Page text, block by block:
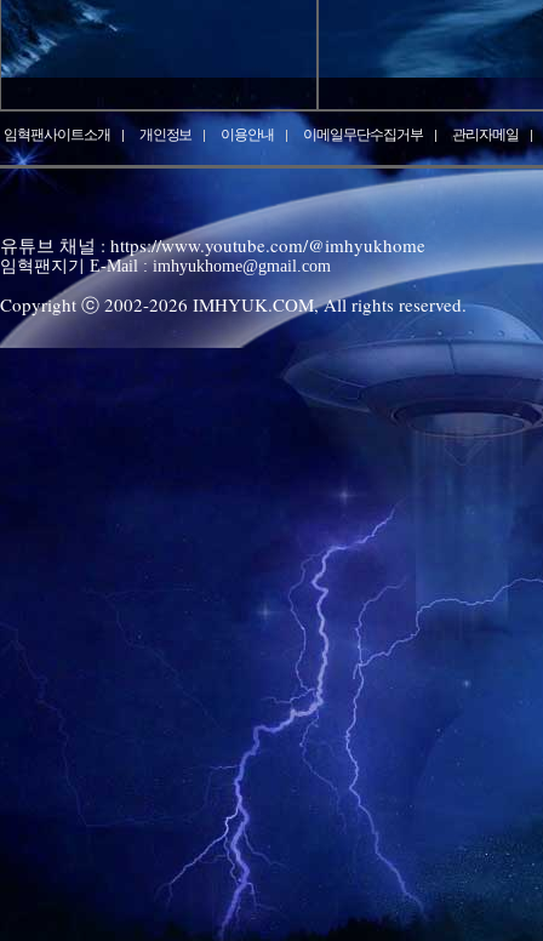
임혁팬사이트소개 개인정보 이용안내 이메일무단수집거부 관리자메일
유튜브 채널 : https://www.youtube.com/@imhyukhome
임혁팬지기 E-Mail : imhyukhome@gmail.com
Copyright ⓒ 2002-2026 IMHYUK.COM,All rights reserved.